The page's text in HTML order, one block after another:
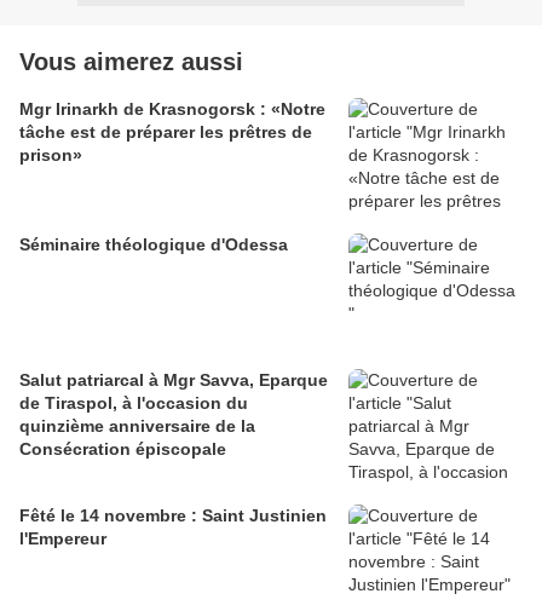
Vous aimerez aussi
Mgr Irinarkh de Krasnogorsk : «Notre
tâche est de préparer les prêtres de
prison»
Séminaire théologique d'Odessa
Salut patriarcal à Mgr Savva, Eparque
de Tiraspol, à l'occasion du
quinzième anniversaire de la
Consécration épiscopale
Fêté le 14 novembre : Saint Justinien
l'Empereur